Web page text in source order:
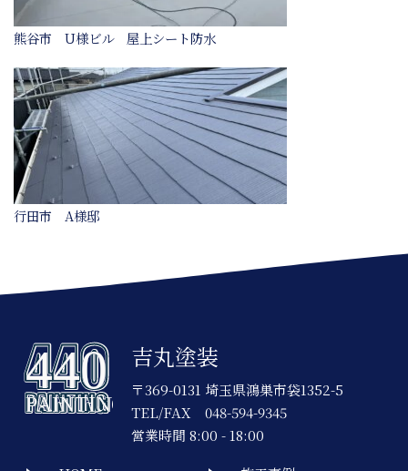
熊谷市 U様ビル 屋上シート防水
行田市 A様邸
吉丸塗装
〒369-0131 埼玉県鴻巣市袋1352-5
TEL/FAX 048-594-9345
営業時間 8:00 - 18:00